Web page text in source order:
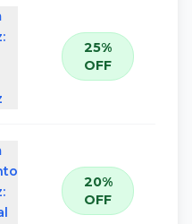
25%
OFF
20%
OFF